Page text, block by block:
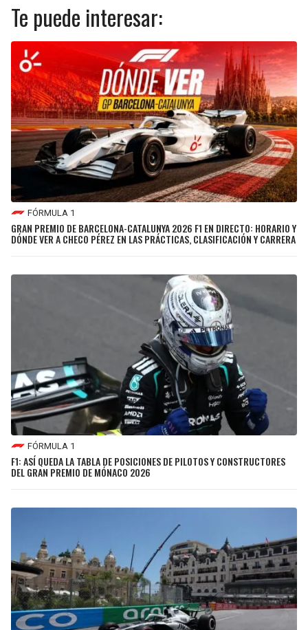
Te puede interesar:
FÓRMULA 1
GRAN PREMIO DE BARCELONA-CATALUNYA 2026 F1 EN DIRECTO: HORARIO Y
DÓNDE VER A CHECO PÉREZ EN LAS PRÁCTICAS, CLASIFICACIÓN Y CARRERA
FÓRMULA 1
F1: ASÍ QUEDA LA TABLA DE POSICIONES DE PILOTOS Y CONSTRUCTORES
DEL GRAN PREMIO DE MÓNACO 2026